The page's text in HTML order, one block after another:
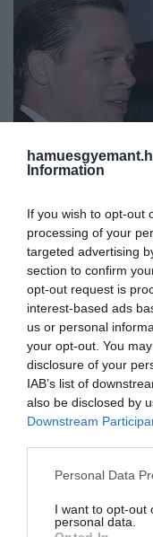
Information
If you wish to opt-out
processing of your
targeted advertising
section to confirm
opt-out request is
interest-based ads
us or personal
your opt-out. You
disclosure of your
IAB’s list of
also be disclosed by
Downstream
Please note that this
not limited to your
grant or deny
Personal Data
I want to opt-out
personal data.
Annak
és Brad Pitt
címlapokra
szétesésétől
2024. JANUÁR 15. ●
derültek
Brad…
HAMU ÉS GYÉMÁNT